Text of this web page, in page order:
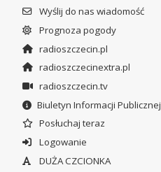
Wyślij do nas wiadomość
Prognoza pogody
radioszczecin.pl
radioszczecinextra.pl
radioszczecin.tv
Biuletyn Informacji Publicznej
Posłuchaj teraz
Logowanie
DUŻA CZCIONKA